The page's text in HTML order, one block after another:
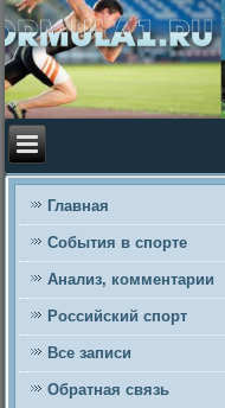
Главная
События в спорте
Анализ, комментарии
Российский спорт
Все записи
Обратная связь